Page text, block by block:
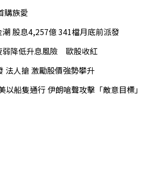
購族愛
股息4,257億 341檔月底前派發
弱降低升息風險 歐股收紅
法人搶 激勵股價強勢攀升
以船隻通行 伊朗嗆聲攻擊「敵意目標」